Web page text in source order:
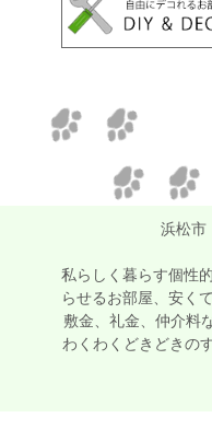
浜松市
私らしく暮らす個性
らせるお部屋、安く
敷金、礼金、仲介料
わくわくどきどきの